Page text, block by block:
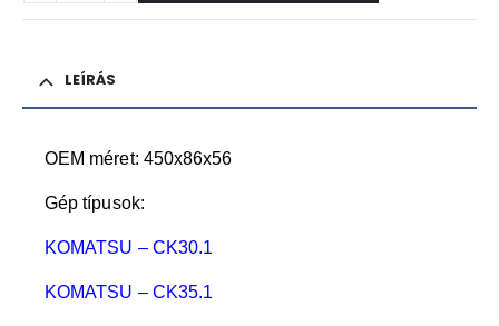
LEÍRÁS
OEM méret: 450x86x56
Gép típusok:
KOMATSU – CK30.1
KOMATSU – CK35.1